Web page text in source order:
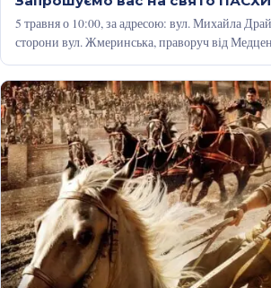
5 травня о 10:00, за адресою: вул. Михайла
сторони вул. Жмеринська, праворуч від